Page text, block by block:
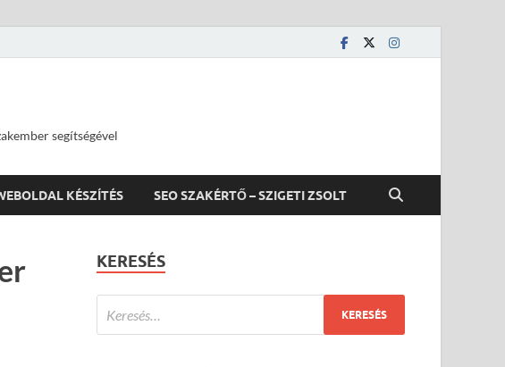
segítségével
KÉSZÍTÉS SEO SZAKÉRTŐ – SZIGETI ZSOLT
KERESÉS